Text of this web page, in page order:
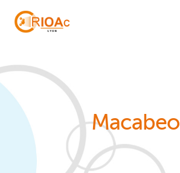
Macabeo
Panneau de gestion des cookies